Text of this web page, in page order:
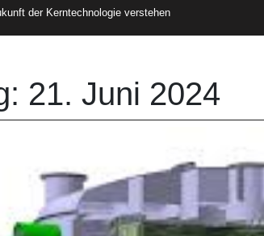
der Kerntechnologie verstehen
21. Juni 2024